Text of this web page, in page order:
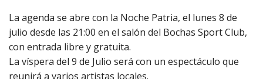
La agenda se abre con la Noche Patria, el lunes 8 de
julio desde las 21:00 en el salón del Bochas Sport Club,
con entrada libre y gratuita.
La víspera del 9 de Julio será con un espectáculo que
reunirá a varios artistas locales.